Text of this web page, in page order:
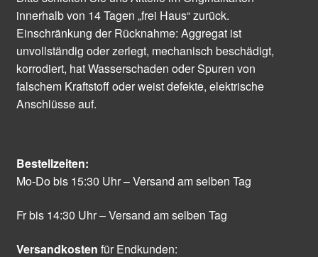
innerhalb von 14 Tagen „frei Haus“ zurück.
Einschränkung der Rücknahme: Aggregat ist
unvollständig oder zerlegt, mechanisch beschädigt,
korrodiert, hat Wasserschaden oder Spuren von
falschem Kraftstoff oder weist defekte, elektrische
Anschlüsse auf.
Bestellzeiten:
Mo-Do bis 15:30 Uhr – Versand am selben Tag
Fr bis 14:30 Uhr – Versand am selben Tag
Versandkosten für Endkunden: